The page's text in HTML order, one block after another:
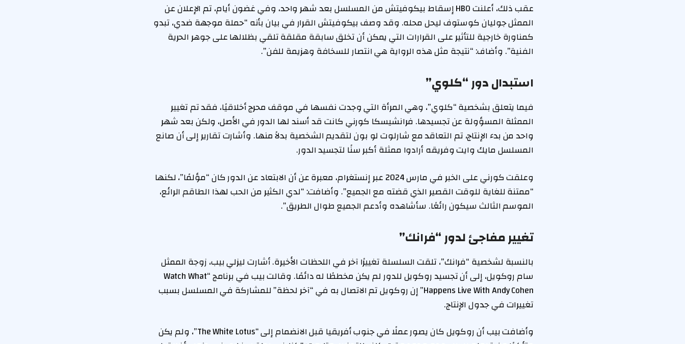
عقب ذلك، أعلنت HBO إسقاط بيكوفيتش من المسلسل بعد شهر واحد، وفي غضون أيام، تم الإعلان عن
الممثل جوليان كوستوف ليحل محله. وقد وصف بيكوفيتش القرار في بيان بأنه “حملة موجهة ضدي، تبدو
كمناورة خارجية للتأثير على القرارات التي يمكن أن تخلق سابقة مقلقة تلقي بظلالها على جوهر الحرية
الفنية”. وأضاف: “نتيجة مثل هذه الرواية هي انتصار للسخافة وهزيمة للفن”.
استبدال دور “كلوي”
فيما يتعلق بشخصية “كلوي”، وهي المرأة التي وجدت نفسها في موقف محرج أخلاقيًا، فقد تم تغيير
الممثلة المسؤولة عن تجسيدها. فرانشيسكا كورني كانت قد أسند لها الدور في الأصل، ولكن بعد شهر
واحد من بدء الإنتاج، تم التعاقد مع شارلوت لو بون لتقديم الشخصية بدلاً منها. وأشارت تقارير إلى أن صانع
المسلسل مايك وايت وفريقه أرادوا ممثلة أكبر سنًا لتجسيد الدور.
وعلقت كورني على الخبر في مارس 2024 عبر إنستغرام، معبرة عن أن الابتعاد عن الدور كان “مؤلمًا”، لكنها
“ممتنة للغاية للوقت القصير الذي قضته مع الجميع”. وأضافت: “لدي الكثير من الحب لهذا الطاقم الرائع،
الموسم الثالث سيكون رائعًا. سأشاهده وأدعم الجميع طوال الطريق”.
تغيير مفاجئ لدور “فرانك”
بالنسبة لشخصية “فرانك”، تلقت السلسلة تغييرًا آخر في اللحظات الأخيرة. أشارت ليزلي بيب، زوجة الممثل
سام روكويل، إلى أن تجسيد روكويل للدور لم يكن مخططًا له دائمًا. وقالت بيب في برنامج “Watch What
Happens Live With Andy Cohen” إن روكويل تم الاتصال به في “آخر لحظة” للمشاركة في المسلسل بسبب
تغييرات في جدول الإنتاج.
وأضافت بيب أن روكويل كان يصور عملًا في جنوب أفريقيا قبل الانضمام إلى “The White Lotus”، ولم يكن